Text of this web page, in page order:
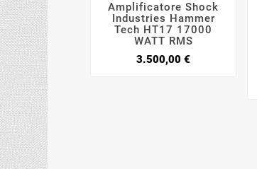
  
Amplificatore Shock
Industries Hammer
Tech HT17 17000
WATT RMS
3.500,00 €